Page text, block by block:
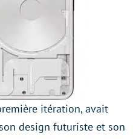
itération, avait
design futuriste et son